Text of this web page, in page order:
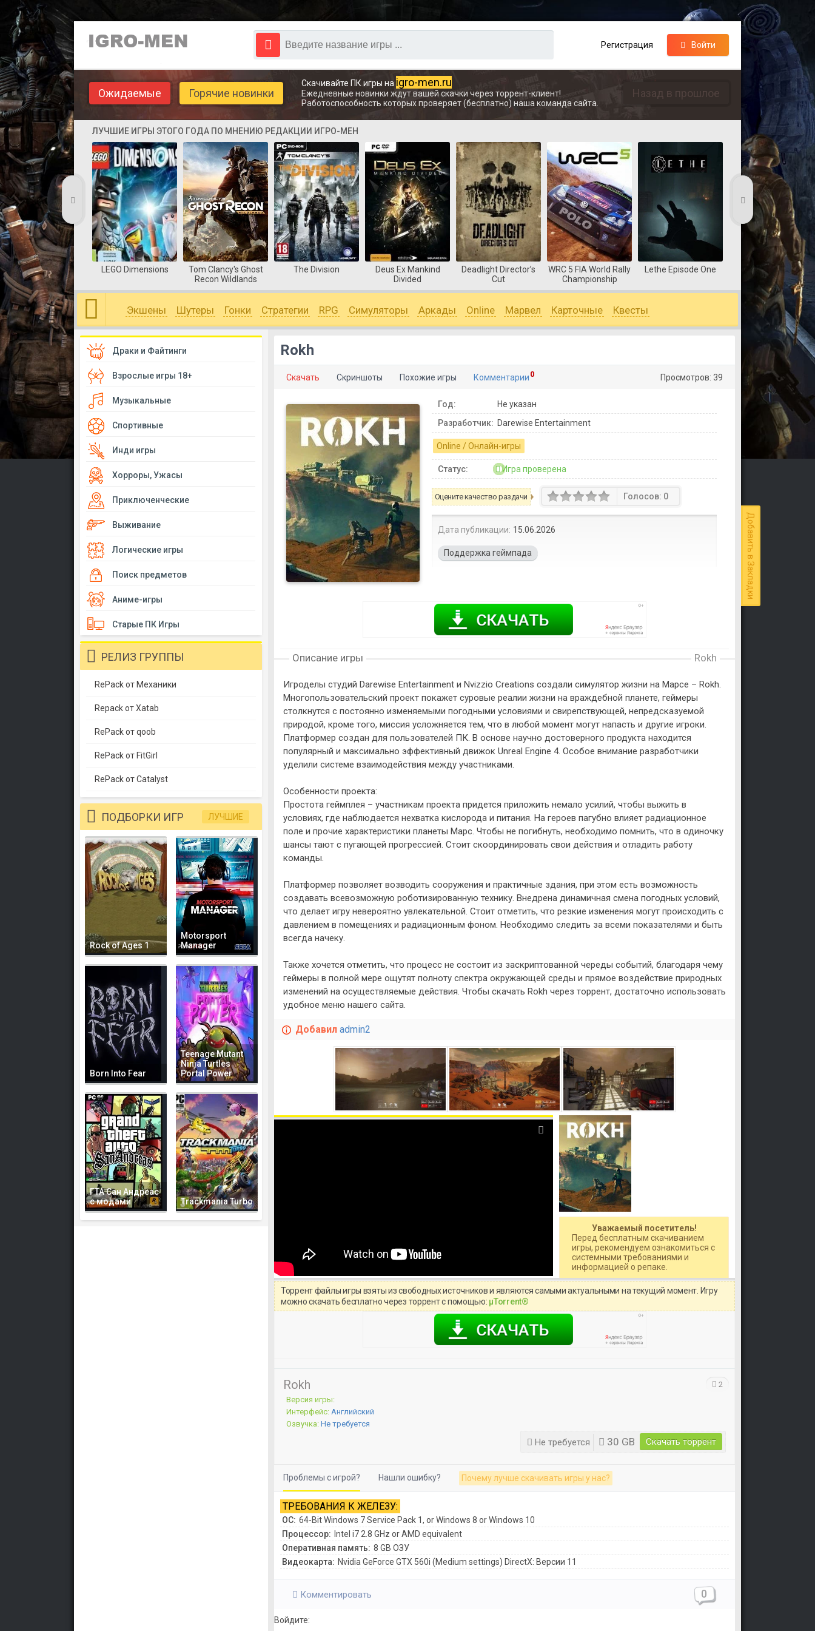
Регистрация Войти
Ожидаемые Горячие новинки Назад в прошлое
Скачивайте ПК игры на igro-men.ru
Ежедневные новинки ждут вашей скачки через торрент-клиент!
Работоспособность которых проверяет (бесплатно) наша команда сайта.
ЛУЧШИЕ ИГРЫ ЭТОГО ГОДА ПО МНЕНИЮ РЕДАКЦИИ ИГРО-МЕН
LEGO Dimensions
Tom Clancy's Ghost
Recon Wildlands
The Division
Deus Ex Mankind
Divided
Deadlight Director’s
Cut
WRC 5 FIA World Rally
Championship
Lethe Episode One Coast Guard
Экшены Шутеры Гонки Стратегии RPG Симуляторы Аркады Online Марвел Карточные Квесты
Добавить в Закладки
Rokh
Скачать Скриншоты Похожие игры Комментарии 0 Просмотров: 39
Год:
Не указан
Разработчик: Darewise Entertainment
Online / Онлайн-игры
Статус: Игра проверена
Оцените качество раздачи Голосов: 0
Дата публикации: 15.06.2026
Поддержка геймпада
Описание игры Rokh
Игроделы студий Darewise Entertainment и Nvizzio Creations создали симулятор жизни на Марсе – Rokh.
Многопользовательский проект покажет суровые реалии жизни на враждебной планете, геймеры
столкнутся с постоянно изменяемыми погодными условиями и свирепствующей, непредсказуемой
природой, кроме того, миссия усложняется тем, что в любой момент могут напасть и другие игроки.
Платформер создан для пользователей ПК. В основе научно достоверного продукта находится
популярный и максимально эффективный движок Unreal Engine 4. Особое внимание разработчики
уделили системе взаимодействия между участниками.
Особенности проекта:
Простота геймплея – участникам проекта придется приложить немало усилий, чтобы выжить в
условиях, где наблюдается нехватка кислорода и питания. На героев пагубно влияет радиационное
поле и прочие характеристики планеты Марс. Чтобы не погибнуть, необходимо помнить, что в одиночку
шансы тают с пугающей прогрессией. Стоит скоординировать свои действия и отладить работу
команды.
Платформер позволяет возводить сооружения и практичные здания, при этом есть возможность
создавать всевозможную роботизированную технику. Внедрена динамичная смена погодных условий,
что делает игру невероятно увлекательной. Стоит отметить, что резкие изменения могут происходить с
давлением в помещениях и радиационным фоном. Необходимо следить за всеми показателями и быть
всегда начеку.
Также хочется отметить, что процесс не состоит из заскриптованной череды событий, благодаря чему
геймеры в полной мере ощутят полноту спектра окружающей среды и прямое воздействие природных
изменений на осуществляемые действия. Чтобы скачать Rokh через торрент, достаточно использовать
удобное меню нашего сайта.
Добавил admin2
Уважаемый посетитель!
Перед бесплатным скачиванием
игры, рекомендуем ознакомиться с
системными требованиями и
информацией о репаке.
Торрент файлы игры взяты из свободных источников и являются самыми актуальными на текущий момент. Игру
можно скачать бесплатно через торрент с помощью: μTorrent®
Rokh
Версия игры:
Интерфейс: Английский
Озвучка: Не требуется
Не требуется 30 GB Скачать торрент
2
Проблемы с игрой? Нашли ошибку? Почему лучше скачивать игры у нас?
ТРЕБОВАНИЯ К ЖЕЛЕЗУ:
ОС: 64-Bit Windows 7 Service Pack 1, or Windows 8 or Windows 10
Процессор: Intel i7 2.8 GHz or AMD equivalent
Оперативная память: 8 GB ОЗУ
Видеокарта: Nvidia GeForce GTX 560i (Medium settings) DirectX: Версии 11
Комментировать 0
Войдите:
Драки и Файтинги
Взрослые игры 18+
Музыкальные
Спортивные
Инди игры
Хорроры, Ужасы
Приключенческие
Выживание
Логические игры
Поиск предметов
Аниме-игры
Старые ПК Игры
РЕЛИЗ ГРУППЫ
RePack от Механики
Repack от Xatab
RePack от qoob
RePack от FitGirl
RePack от Catalyst
ПОДБОРКИ ИГР ЛУЧШИЕ
Rock of Ages 1
Motorsport
Manager
Born Into Fear
Teenage Mutant
Ninja Turtles
Portal Power
ГТА Сан Андреас
с модами
Trackmania Turbo